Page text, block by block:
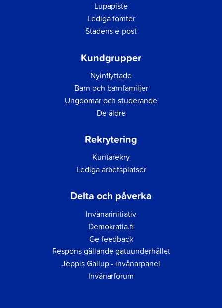
Lupapiste
Lediga tomter
Stadens e-post
Kundgrupper
Nyinflyttade
Barn och barnfamiljer
Ungdomar och studerande
De äldre
Rekrytering
Kuntarekry
Lediga arbetsplatser
Delta och påverka
Invånarinitiativ
Demokratia.fi
Ge feedback
Respons gällande gatuunderhållet
Jeppis Gallup - invånarpanel
Invånarforum